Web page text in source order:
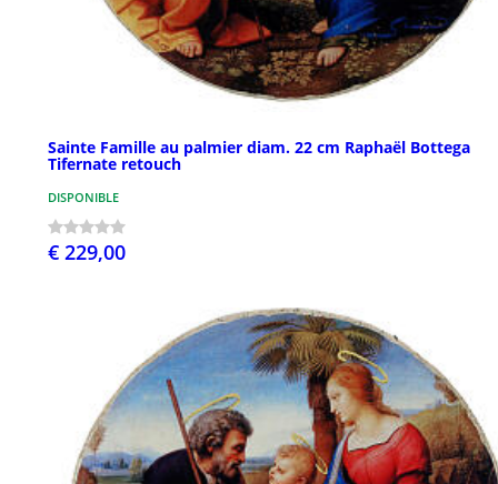
Sainte Famille au palmier diam. 22 cm Raphaël Bottega
Tifernate retouch
DISPONIBLE
€ 229,00